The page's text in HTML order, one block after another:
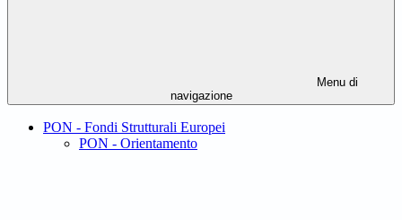
Menu di
navigazione
PON - Fondi Strutturali Europei
PON - Orientamento